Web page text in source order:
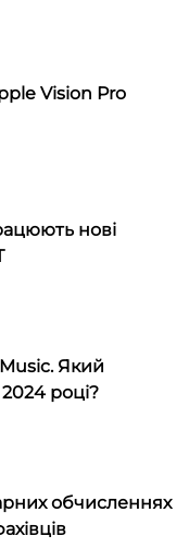
Vision Pro
нові
Який
році?
обчисленнях